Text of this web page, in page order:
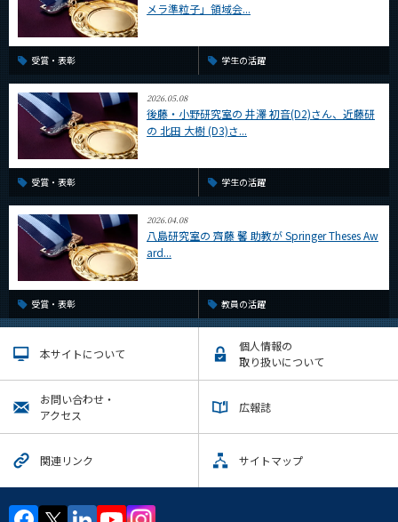
メラ準粒子」領域会...
受賞・表彰 学生の活躍
2026.05.08
後藤・小野研究室の 井澤 初音(D2)さん、近藤研
の 北田 大樹 (D3)さ...
受賞・表彰 学生の活躍
2026.04.08
八島研究室の 齊藤 馨 助教が Springer Theses Aw
ard...
受賞・表彰 教員の活躍
本サイトについて
個人情報の
取り扱いについて
お問い合わせ・
アクセス
広報誌
関連リンク サイトマップ